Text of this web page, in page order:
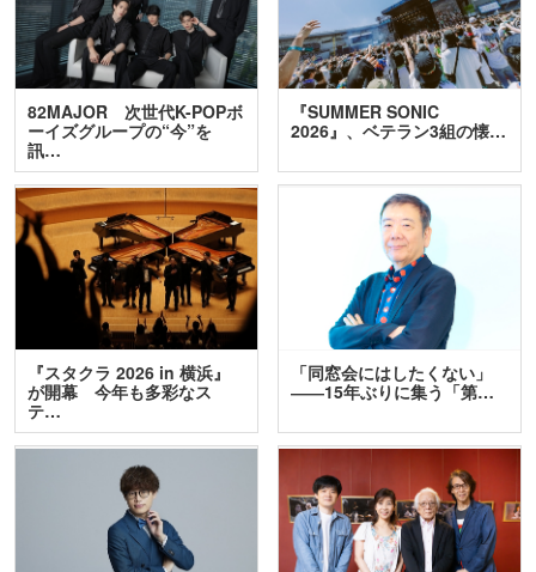
82MAJOR 次世代K-POPボ
ーイズグループの“今”を
訊…
『SUMMER SONIC
2026』、ベテラン3組の懐…
『スタクラ 2026 in 横浜』
が開幕 今年も多彩なス
テ…
「同窓会にはしたくない」
――15年ぶりに集う「第…